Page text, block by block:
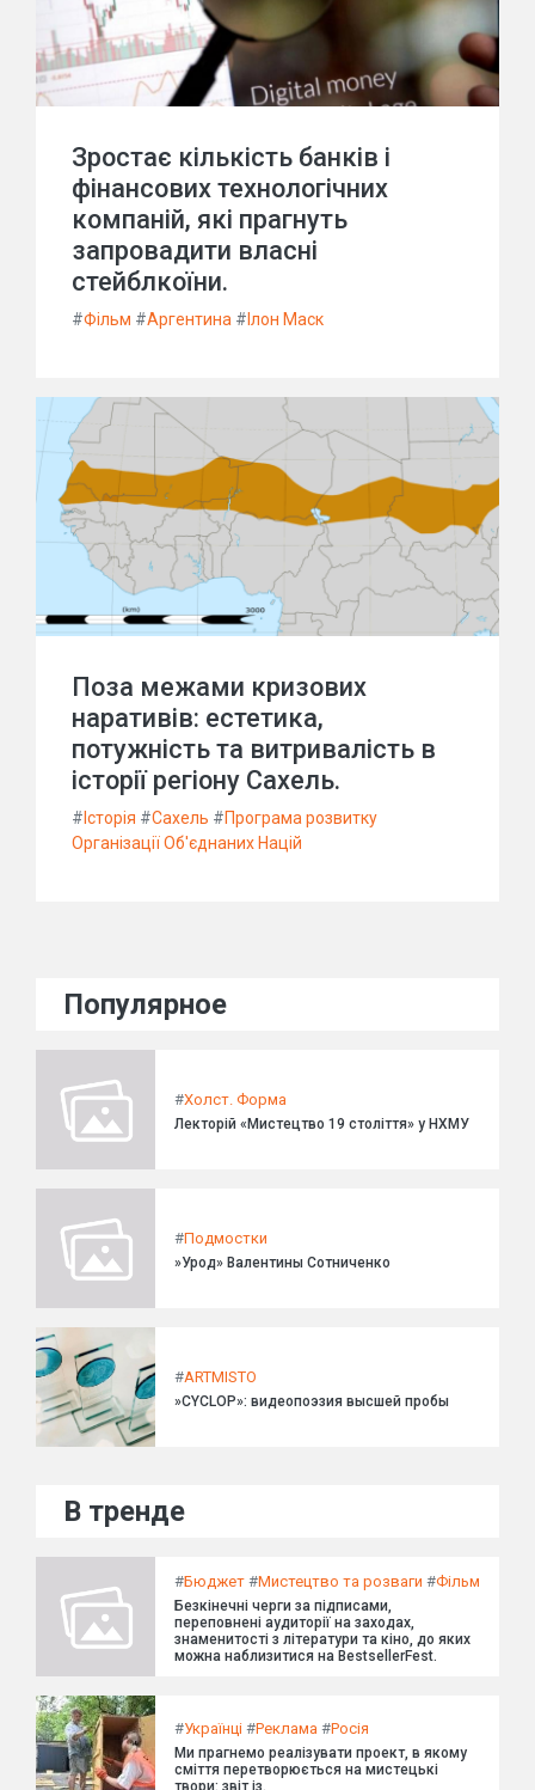
Зростає кількість банків і
фінансових технологічних
компаній, які прагнуть
запровадити власні
стейблкоїни.
#Фільм #Аргентина # Ілон Маск
Поза межами кризових
наративів: естетика,
потужність та витривалість в
історії регіону Сахель.
# Історія #Сахель #Програма розвитку
Організації Об'єднаних Націй
Популярное
#Холст. Форма
Лекторій «Мистецтво 19 століття» у НХМУ
#Подмостки
»Урод» Валентины Сотниченко
#ARTMISTO
»CYCLOP»: видеопоэзия высшей пробы
В тренде
#Бюджет #Мистецтво та розваги #Фільм
Безкінечні черги за підписами,
переповнені аудиторії на заходах,
знаменитості з літератури та кіно, до яких
можна наблизитися на BestsellerFest.
#Українці #Реклама #Росія
Ми прагнемо реалізувати проект, в якому
сміття перетворюється на мистецькі
твори: звіт із.